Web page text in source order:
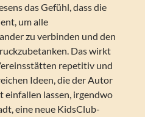
das Gefühl, dass die
um alle
zu verbinden und den
Das wirkt
repetitiv und
Ideen, die der Autor
einfallen lassen, irgendwo
eine neue KidsClub-